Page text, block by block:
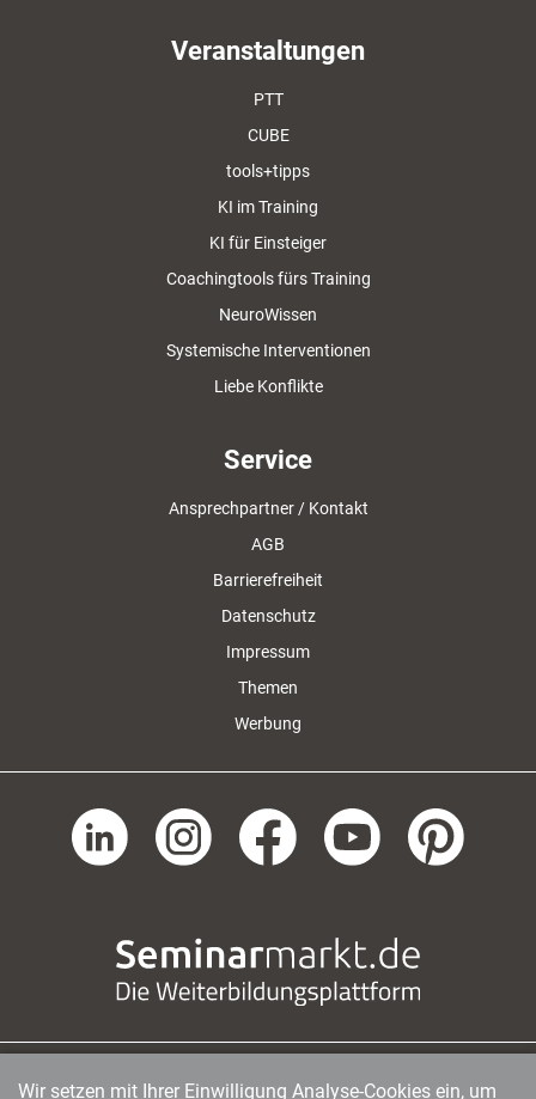
Veranstaltungen
PTT
CUBE
tools+tipps
KI im Training
KI für Einsteiger
Coachingtools fürs Training
NeuroWissen
Systemische Interventionen
Liebe Konflikte
Service
Ansprechpartner / Kontakt
AGB
Barrierefreiheit
Datenschutz
Impressum
Themen
Werbung
managerSeminare Verlags GmbH | Endenicher Str. 41 |
Wir setzen mit Ihrer Einwilligung Analyse-Cookies ein, um